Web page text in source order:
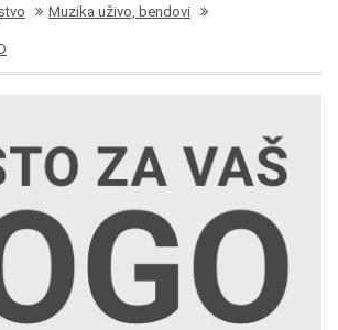
Muzika uživo, bendovi